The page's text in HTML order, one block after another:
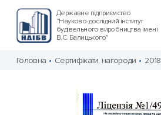
Державне підприємство
“Науково-дослідний інститут
будівельного виробництва імені
В.С. Балицького"
Головна Сертифікати, нагороди 2018